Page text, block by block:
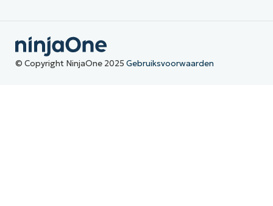
© Copyright NinjaOne 2025 Gebruiksvoorwaarden